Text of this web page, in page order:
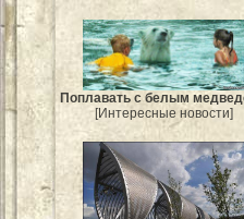
Поплавать с белым
[Интересные новости]